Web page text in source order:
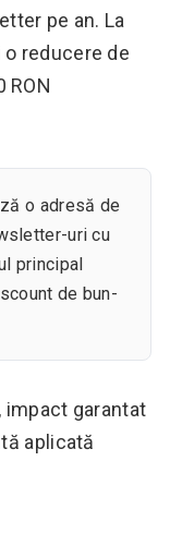
pe an. La
o reducere de
RON
o adresă de
uri cu
principal
de bun-
impact garantat
aplicată